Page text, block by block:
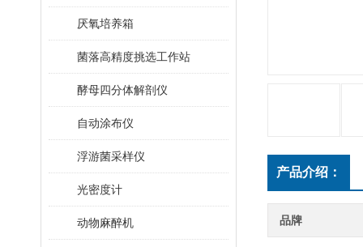
厌氧培养箱
菌落高精度挑选工作站
酵母四分体解剖仪
自动涂布仪
浮游菌采样仪
光密度计
动物麻醉机
产品介绍：
品牌